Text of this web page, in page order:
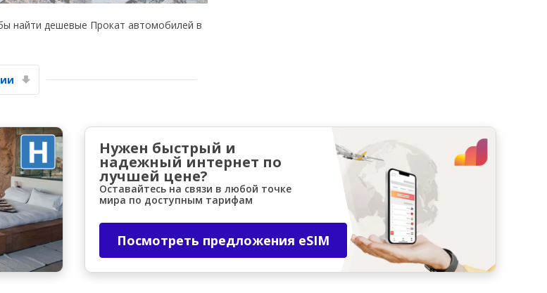
доступ к эксклюзивным
партнёров
Войти с помощью eLink
найти дешевые Прокат автомобилей в
Нужен быстрый и
надежный интернет по
лучшей цене?
Оставайтесь на связи в любой точке
мира по доступным тарифам
Посмотреть предложения eSIM